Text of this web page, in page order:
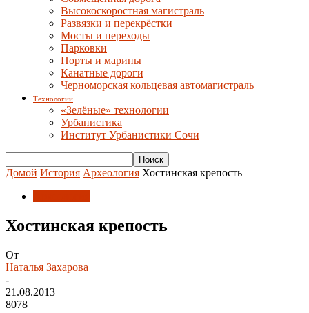
Высокоскоростная магистраль
Развязки и перекрёстки
Мосты и переходы
Парковки
Порты и марины
Канатные дороги
Черноморская кольцевая автомагистраль
Технологии
«Зелёные» технологии
Урбанистика
Институт Урбанистики Сочи
Домой История Археология Хостинская крепость
Хостинская крепость
От
Наталья Захарова
-
21.08.2013
8078